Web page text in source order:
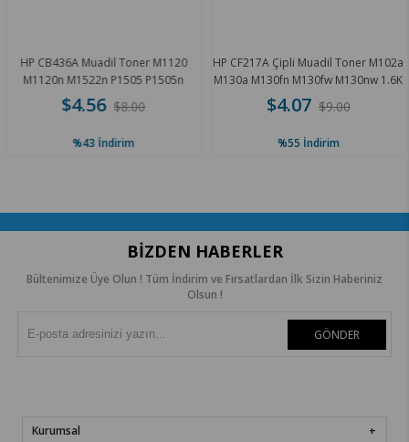
HP CB436A Muadil Toner M1120
M1120n M1522n P1505 P1505n
M1522nf 1.8K
$4.56 $8.00
%43İndirim
HP CF217A Çipli Muadil Toner M102a
M130a M130fn M130fw M130nw 1.6K
$4.07 $9.00
%55İndirim
BIZDEN HABERLER
Bültenimize Üye Olun ! Tüm İndirim ve Fırsatlardan İlk Sizin Haberiniz
Olsun !
GÖNDER
Kurumsal